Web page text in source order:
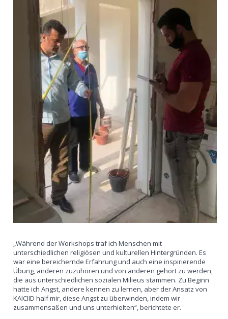
„Während der Workshops traf ich Menschen mit
unterschiedlichen religiösen und kulturellen Hintergründen. Es
war eine bereichernde Erfahrung und auch eine inspirierende
Übung, anderen zuzuhören und von anderen gehört zu werden,
die aus unterschiedlichen sozialen Milieus stammen. Zu Beginn
hatte ich Angst, andere kennen zu lernen, aber der Ansatz von
KAICIID half mir, diese Angst zu überwinden, indem wir
zusammensaßen und uns unterhielten“, berichtete er.